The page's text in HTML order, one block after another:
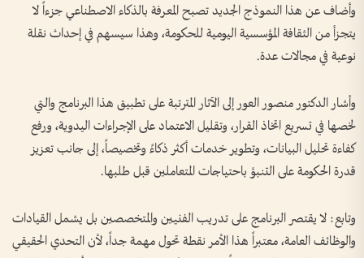
وأضاف عن هذا النموذج الجديد تصبح المعرفة بالذكاء الاصطناعي جزءاً لا
يتجزأ من الثقافة المؤسسية اليومية للحكومة، وهذا سيسهم في إحداث نقلة
نوعية في مجالات عدة.
وأشار الدكتور منصور العور إلى الآثار المترتبة على تطبيق هذا البرنامج والتي
لخصها في تسريع اتخاذ القرار، وتقليل الاعتماد على الإجراءات اليدوية، ورفع
كفاءة تحليل البيانات، وتطوير خدمات أكثر ذكاءً وتخصيصاً، إلى جانب تعزيز
قدرة الحكومة على التنبؤ باحتياجات المتعاملين قبل طلبها.
وتابع: لا يقتصر البرنامج على تدريب الفنيين والمتخصصين بل يشمل القيادات
والوظائف العامة، معتبراً هذا الأمر نقطة تحول مهمة جداً، لأن التحدي الحقيقي